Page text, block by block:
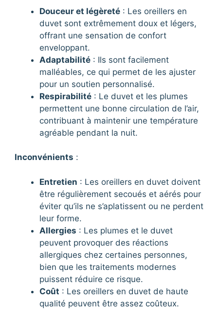
Douceur et légèreté : Les oreillers en
duvet sont extrêmement doux et légers,
offrant une sensation de confort
enveloppant.
Adaptabilité : Ils sont facilement
malléables, ce qui permet de les ajuster
pour un soutien personnalisé.
Respirabilité : Le duvet et les plumes
permettent une bonne circulation de l’air,
contribuant à maintenir une température
agréable pendant la nuit.
Inconvénients :
Entretien : Les oreillers en duvet doivent
être régulièrement secoués et aérés pour
éviter qu’ils ne s’aplatissent ou ne perdent
leur forme.
Allergies : Les plumes et le duvet
peuvent provoquer des réactions
allergiques chez certaines personnes,
bien que les traitements modernes
puissent réduire ce risque.
Coût : Les oreillers en duvet de haute
qualité peuvent être assez coûteux.